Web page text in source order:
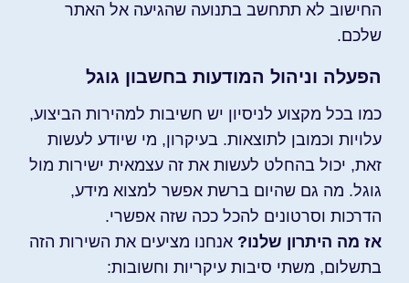
החישוב לא תתחשב בתנועה שהגיעה אל האתר
שלכם.
הפעלה וניהול המודעות בחשבון גוגל
כמו בכל מקצוע לניסיון יש חשיבות למהירות הביצוע,
עלויות וכמובן לתוצאות. בעיקרון, מי שיודע לעשות
זאת, יכול בהחלט לעשות את זה עצמאית ישירות מול
גוגל. מה גם שהיום ברשת אפשר למצוא מידע,
הדרכות וסרטונים להכל ככה שזה אפשרי.
אז מה היתרון שלנו? אנחנו מציעים את השירות הזה
בתשלום, משתי סיבות עיקריות וחשובות: